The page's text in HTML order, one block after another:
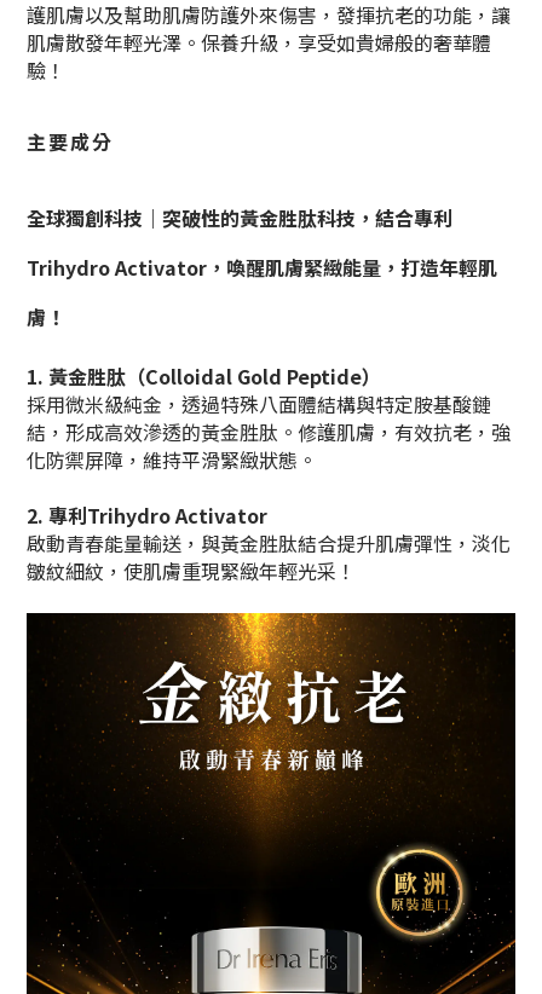
護肌膚以及幫助肌膚防護外來傷害，發揮抗老的功能，讓
肌膚散發年輕光澤。保養升級，享受如貴婦般的奢華體
驗！
主要成分
全球獨創科技｜突破性的黃金胜肽科技，結合專利
Trihydro Activator，喚醒肌膚緊緻能量，打造年輕肌
膚！
1. 黃金胜肽（Colloidal Gold Peptide）
採用微米級純金，透過特殊八面體結構與特定胺基酸鏈
結，形成高效滲透的黃金胜肽。修護肌膚，有效抗老，強
化防禦屏障，維持平滑緊緻狀態。
2. 專利Trihydro Activator
啟動青春能量輸送，與黃金胜肽結合提升肌膚彈性，淡化
皺紋細紋，使肌膚重現緊緻年輕光采！